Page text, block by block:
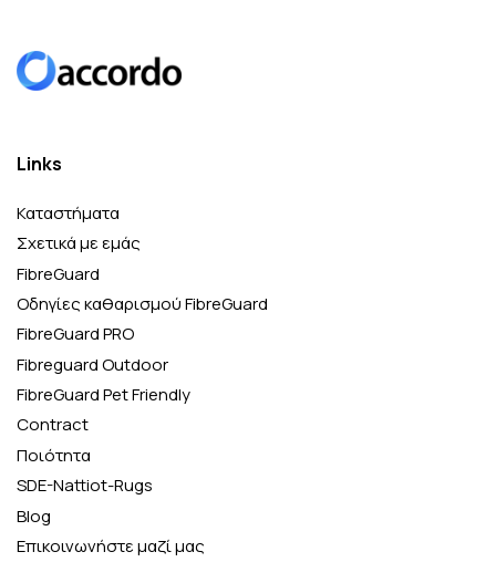
Links
Καταστήματα
Σχετικά με εμάς
FibreGuard
Οδηγίες καθαρισμού FibreGuard
FibreGuard PRO
Fibreguard Outdoor
FibreGuard Pet Friendly
Contract
Ποιότητα
SDE-Nattiot-Rugs
Blog
Επικοινωνήστε μαζί μας